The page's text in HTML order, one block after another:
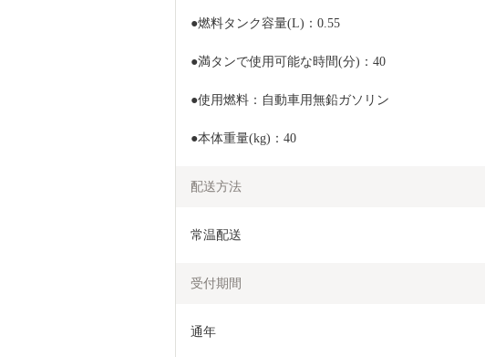
●燃料タンク容量(L)：0.55
●満タンで使用可能な時間(分)：40
●使用燃料：自動車用無鉛ガソリン
●本体重量(kg)：40
配送方法
常温配送
受付期間
通年